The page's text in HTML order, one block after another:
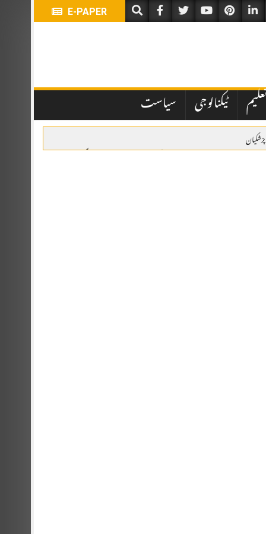
E-PAPER
تعلیم ٹیکنالوجی سیاست
محمد بن سلمان بن عبدالعزیز آل سعود کی دعوت پر سعودی عرب پہنچ گئے۔
کا مشیر برائے ابلاغِ عامہ مقرر کر دیا ہے۔